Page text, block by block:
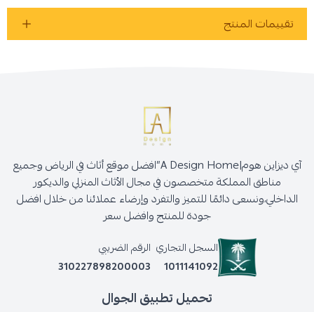
تقييمات المنتج
آي ديزاين هوم|A Design Home”افضل موقع أثاث في الرياض وجميع
مناطق المملكة متخصصون في مجال الأثاث المنزلي والديكور
الداخلي،ونسعى دائمًا للتميز والتفرد وإرضاء عملائنا من خلال افضل
جودة للمنتج وافضل سعر
السجل التجاري
1011141092
الرقم الضريبي
310227898200003
تحميل تطبيق الجوال